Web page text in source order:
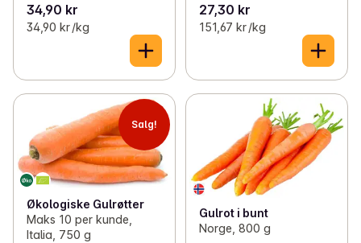
34,90 kr
34,90 kr /kg
27,30 kr
151,67 kr /kg
Salg!
Økologiske Gulrøtter
Maks 10 per kunde,
Italia, 750 g
Gulrot i bunt
Norge, 800 g